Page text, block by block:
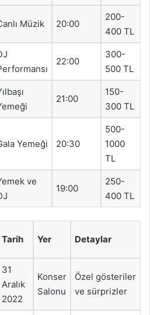
Müzik 20:00
200-
400 TL
22:00
300-
500 TL
21:00
150-
300 TL
Yemeği 20:30
500-
1000
TL
ve
19:00
250-
400 TL
Tarih Yer Detaylar
31
Aralık
2022
Konser
Salonu
Özel gösteriler
ve sürprizler